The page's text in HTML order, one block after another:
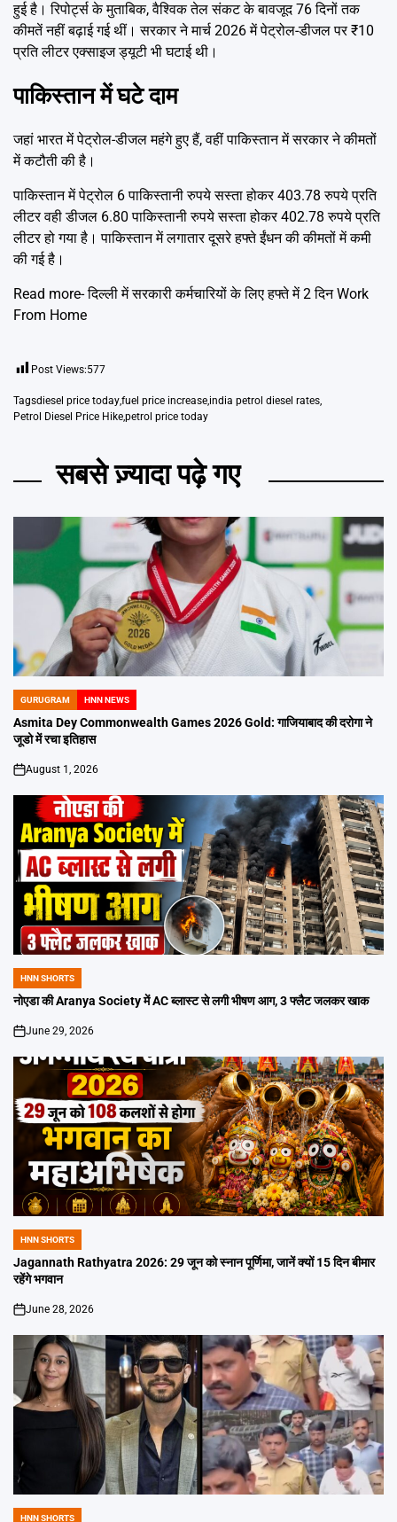
हुई है। रिपोर्ट्स के मुताबिक, वैश्विक तेल संकट के बावजूद 76 दिनों तक
कीमतें नहीं बढ़ाई गई थीं। सरकार ने मार्च 2026 में पेट्रोल-डीजल पर ₹10
प्रति लीटर एक्साइज ड्यूटी भी घटाई थी।
पाकिस्तान में घटे दाम
जहां भारत में पेट्रोल-डीजल महंगे हुए हैं, वहीं पाकिस्तान में सरकार ने कीमतों
में कटौती की है।
पाकिस्तान में पेट्रोल 6 पाकिस्तानी रुपये सस्ता होकर 403.78 रुपये प्रति
लीटर वही डीजल 6.80 पाकिस्तानी रुपये सस्ता होकर 402.78 रुपये प्रति
लीटर हो गया है। पाकिस्तान में लगातार दूसरे हफ्ते ईंधन की कीमतों में कमी
की गई है।
Read more-दिल्ली में सरकारी कर्मचारियों के लिए हफ्ते में 2 दिन Work
From Home
Post Views:577
Tagsdiesel price todayfuel price increase india petrol diesel rates
Petrol Diesel Price Hikepetrol price today
सबसे ज़्यादा पढ़े गए
POSTED
IN
GURUGRAM HNN NEWS
Asmita Dey Commonwealth Games 2026 Gold: गाजियाबाद की दरोगा ने
जूडो में रचा इतिहास
on
August 1, 2026
POSTED
IN
HNN SHORTS
नोएडा की Aranya Society में AC ब्लास्ट से लगी भीषण आग, 3 फ्लैट जलकर खाक
on
June 29, 2026
POSTED
IN
HNN SHORTS
Jagannath Rathyatra 2026: 29 जून को स्नान पूर्णिमा, जानें क्यों 15 दिन बीमार
रहेंगे भगवान
on
June 28, 2026
HNN SHORTS